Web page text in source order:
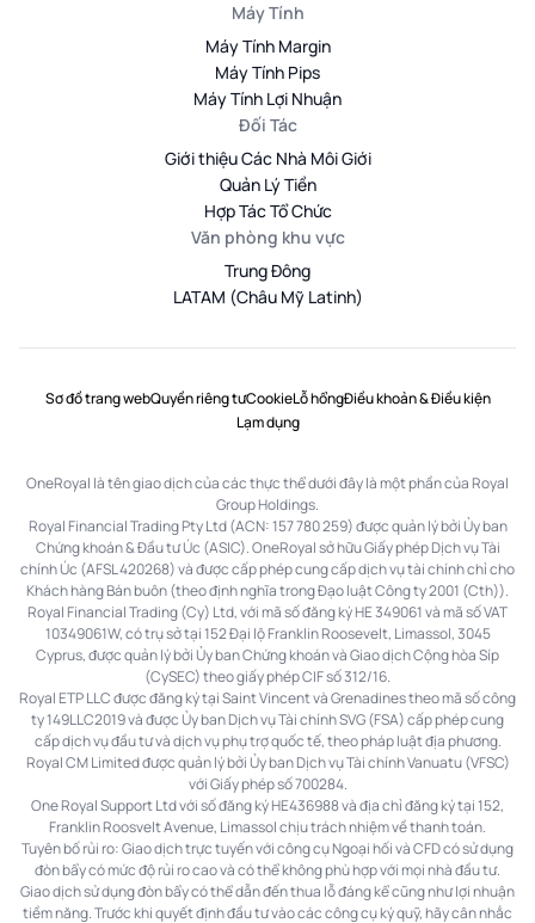
Máy Tính
Máy Tính Margin
Máy Tính Pips
Máy Tính Lợi Nhuận
Đối Tác
Giới thiệu Các Nhà Môi Giới
Quản Lý Tiền
Hợp Tác Tổ Chức
Văn phòng khu vực
Trung Đông
LATAM (Châu Mỹ Latinh)
Sơ đồ trang webQuyền riêng tưCookieLỗ hổngĐiều khoản & Điều kiện
Lạm dụng
OneRoyal là tên giao dịch của các thực thể dưới đây là một phần của Royal
Group Holdings.
Royal Financial Trading Pty Ltd (ACN: 157 780 259) được quản lý bởi Ủy ban
Chứng khoán & Đầu tư Úc (ASIC). OneRoyal sở hữu Giấy phép Dịch vụ Tài
chính Úc (AFSL 420268) và được cấp phép cung cấp dịch vụ tài chính chỉ cho
Khách hàng Bán buôn (theo định nghĩa trong Đạo luật Công ty 2001 (Cth)).
Royal Financial Trading (Cy) Ltd, với mã số đăng ký HE 349061 và mã số VAT
10349061W, có trụ sở tại 152 Đại lộ Franklin Roosevelt, Limassol, 3045
Cyprus, được quản lý bởi Ủy ban Chứng khoán và Giao dịch Cộng hòa Síp
(CySEC) theo giấy phép CIF số 312/16.
Royal ETP LLC được đăng ký tại Saint Vincent và Grenadines theo mã số công
ty 149LLC2019 và được Ủy ban Dịch vụ Tài chính SVG (FSA) cấp phép cung
cấp dịch vụ đầu tư và dịch vụ phụ trợ quốc tế, theo pháp luật địa phương.
Royal CM Limited được quản lý bởi Ủy ban Dịch vụ Tài chính Vanuatu (VFSC)
với Giấy phép số 700284.
One Royal Support Ltd với số đăng ký HE436988 và địa chỉ đăng ký tại 152,
Franklin Roosvelt Avenue, Limassol chịu trách nhiệm về thanh toán.
Tuyên bố rủi ro: Giao dịch trực tuyến với công cụ Ngoại hối và CFD có sử dụng
đòn bẩy có mức độ rủi ro cao và có thể không phù hợp với mọi nhà đầu tư.
Giao dịch sử dụng đòn bẩy có thể dẫn đến thua lỗ đáng kể cũng như lợi nhuận
tiềm năng. Trước khi quyết định đầu tư vào các công cụ ký quỹ, hãy cân nhắc